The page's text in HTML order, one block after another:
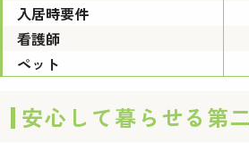
入居時要件
看護師
ペット
安心して暮らせる第